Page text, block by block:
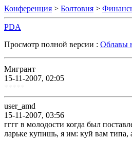
Конференция > Болтовня >
PDA
Просмотр полной версии : Облавы
Мигрант
15-11-2007, 02:05
user_amd
15-11-2007, 03:56
гггг в молодости когда был
ларьке купишь, я им: куй вам типа,